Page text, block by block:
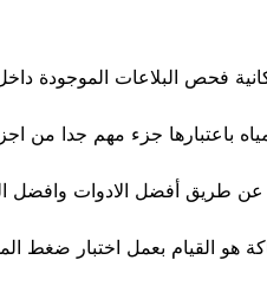
فحص البلاعات الموجودة
باعتبارها جزء مهم جدا من
عن طريق أفضل الادوات وافضل
القيام بعمل اختبار ضغط